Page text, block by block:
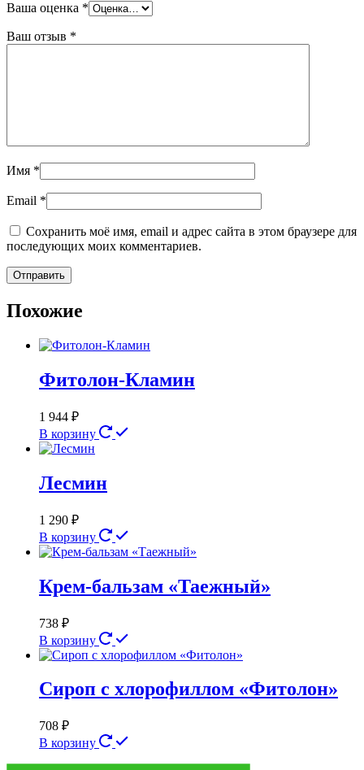
Ваша оценка *
Ваш отзыв *
Имя *
Email *
Сохранить моё имя, email и адрес сайта в этом браузере для
последующих моих комментариев.
Похожие
Фитолон-Кламин
1 944 ₽
В корзину
Лесмин
1 290 ₽
В корзину
Крем-бальзам «Таежный»
738 ₽
В корзину
Сироп с хлорофиллом «Фитолон»
708 ₽
В корзину